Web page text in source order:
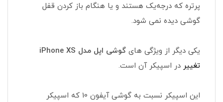
پرتره که درجه‌یک هستند و یا هنگام باز کردن قفل
گوشی دیده نمی شود.
یکی دیگر از ویژگی های گوشی اپل مدل iPhone XS
تغییر در اسپیکر آن است.
این اسپیکر نسبت به گوشی آیفون 10 که اسپیکر